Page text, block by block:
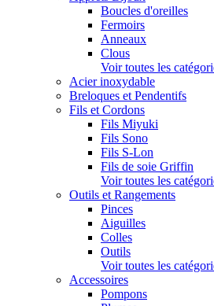
Boucles d'oreilles
Fermoirs
Anneaux
Clous
Voir toutes les
Acier inoxydable
Breloques et Pendentifs
Fils et Cordons
Fils Miyuki
Fils Sono
Fils S-Lon
Fils de soie Griffin
Voir toutes les
Outils et Rangements
Pinces
Aiguilles
Colles
Outils
Voir toutes les
Accessoires
Pompons